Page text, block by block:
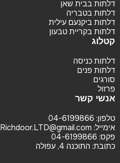
דלתות בבית שאן
דלתות בטבריה
דלתות ביקנעם עילית
דלתות בקריית טבעון
קטלוג
דלתות כניסה
דלתות פנים
סורגים
פרזול
אנשי קשר
טלפון: 04-6199866
אימייל: Richdoor.LTD@gmail.com
פקס: 04-6199866
כתובת: התוכנה 4, עפולה